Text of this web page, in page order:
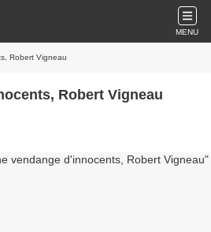
MENU
Robert Vigneau
Robert Vigneau